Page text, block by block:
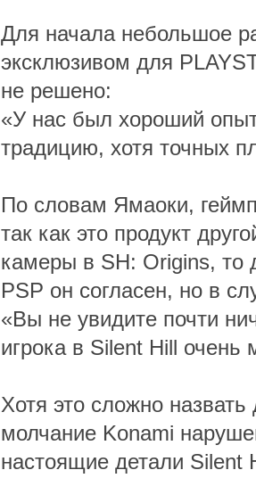
Для начала небольшое
эксклюзивом для
не решено:
«У нас был хороший
традицию, хотя точных
По словам Ямаоки,
так как это продукт
камеры в SH: Origins, то
PSP он согласен, но в
«Вы не увидите почти
игрока в Silent Hill очень
Хотя это сложно
молчание Konami
настоящие детали Silent